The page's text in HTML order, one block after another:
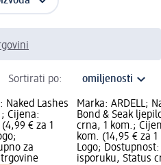
Sortirati po:
Naked Lashes
Cijena:
€ za 1
za
Marka: ARDELL;
Bond & Seak
crna, 1 kom.;
kom. (14,95 € za
Logo;
isporuku, Status